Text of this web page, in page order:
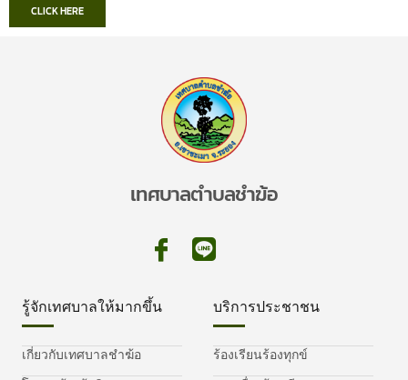
CLICK HERE
เทศบาลตำบลชำฆ้อ
รู้จักเทศบาลให้มากขึ้น
เกี่ยวกับเทศบาลชำฆ้อ
บริการประชาชน
ร้องเรียนร้องทุกข์